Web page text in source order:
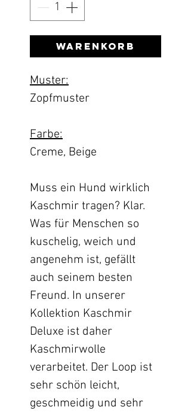
Warenkorb
Muster:
Zopfmuster
Farbe:
Creme, Beige
Muss ein Hund wirklich
Kaschmir tragen? Klar.
Was für Menschen so
kuschelig, weich und
angenehm ist, gefällt
auch seinem besten
Freund. In unserer
Kollektion Kaschmir
Deluxe ist daher
Kaschmirwolle
verarbeitet. Der Loop ist
sehr schön leicht,
geschmeidig und sehr